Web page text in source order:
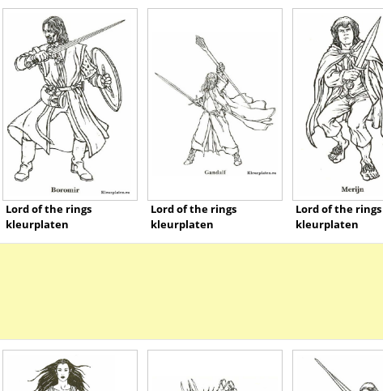
Lord of the rings
kleurplaten
Lord of the rings
kleurplaten
Lord of the rings
kleurplaten